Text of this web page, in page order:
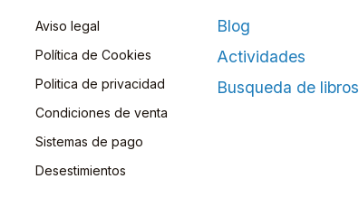
Aviso legal
Política de Cookies
Politica de privacidad
Condiciones de venta
Sistemas de pago
Desestimientos
Blog
Actividades
Busqueda de libros